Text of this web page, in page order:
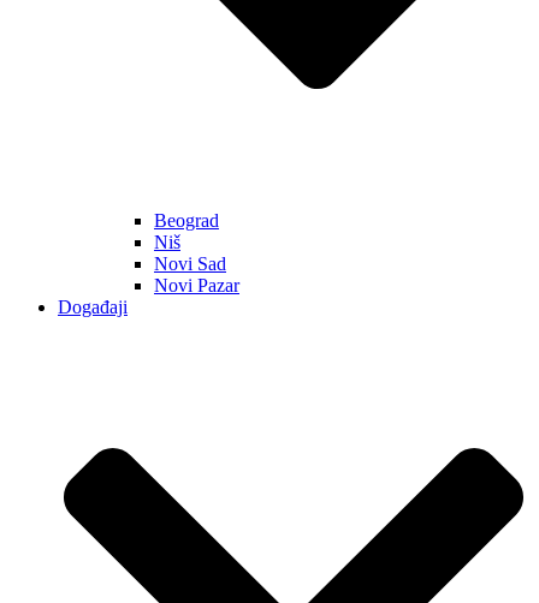
Beograd
Niš
Novi Sad
Novi Pazar
Događaji